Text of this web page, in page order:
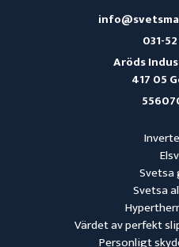
Svetsa
Svetsa
Värdet av perfekt
Personligt
031-
Aröds
417 05